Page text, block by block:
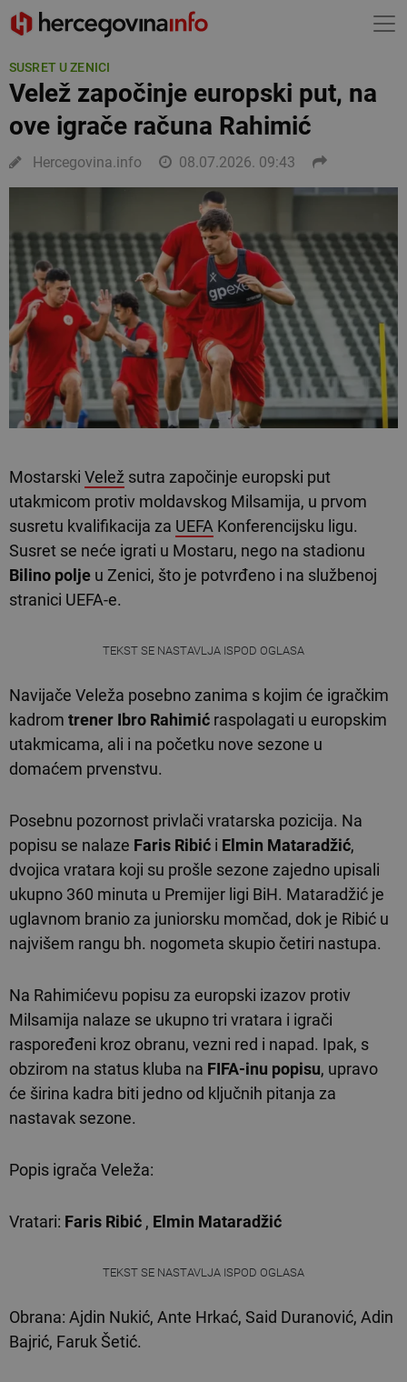
SUSRET U ZENICI
Velež započinje europski put, na
ove igrače računa Rahimić
Hercegovina.info 08.07.2026. 09:43
Mostarski Velež sutra započinje europski put
utakmicom protiv moldavskog Milsamija, u prvom
susretu kvalifikacija za UEFA Konferencijsku ligu.
Susret se neće igrati u Mostaru, nego na stadionu
Bilino polje u Zenici, što je potvrđeno i na službenoj
stranici UEFA-e.
TEKST SE NASTAVLJA ISPOD OGLASA
Navijače Veleža posebno zanima s kojim će igračkim
kadrom trener Ibro Rahimić raspolagati u europskim
utakmicama, ali i na početku nove sezone u
domaćem prvenstvu.
Posebnu pozornost privlači vratarska pozicija. Na
popisu se nalaze Faris Ribić i Elmin Mataradžić,
dvojica vratara koji su prošle sezone zajedno upisali
ukupno 360 minuta u Premijer ligi BiH. Mataradžić je
uglavnom branio za juniorsku momčad, dok je Ribić u
najvišem rangu bh. nogometa skupio četiri nastupa.
Na Rahimićevu popisu za europski izazov protiv
Milsamija nalaze se ukupno tri vratara i igrači
raspoređeni kroz obranu, vezni red i napad. Ipak, s
obzirom na status kluba na FIFA-inu popisu, upravo
će širina kadra biti jedno od ključnih pitanja za
nastavak sezone.
Popis igrača Veleža:
Vratari: Faris Ribić , Elmin Mataradžić
TEKST SE NASTAVLJA ISPOD OGLASA
Obrana: Ajdin Nukić, Ante Hrkać, Said Duranović, Adin
Bajrić, Faruk Šetić.